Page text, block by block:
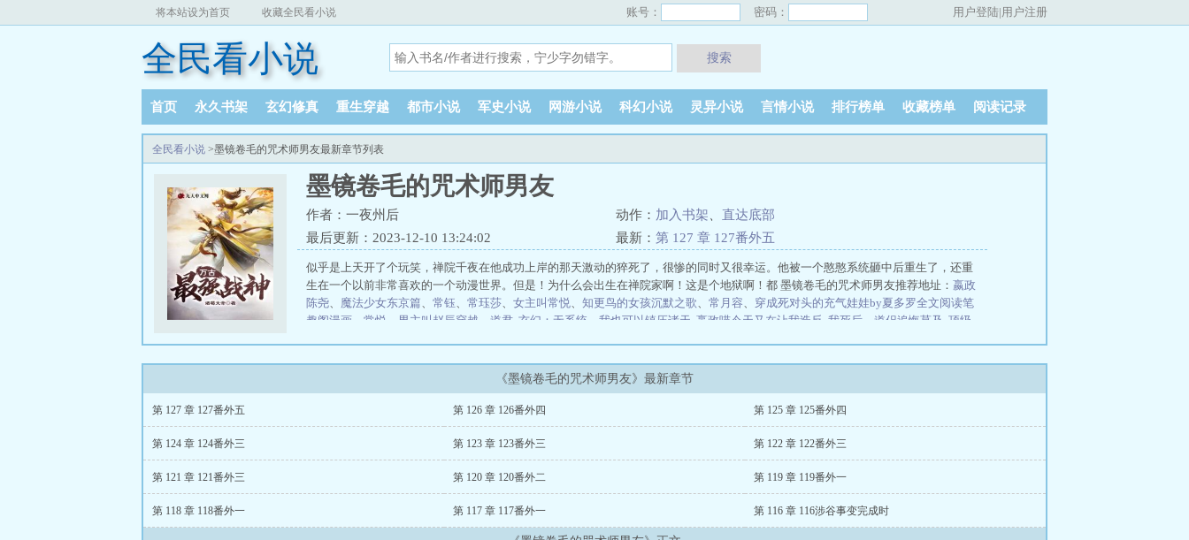
将本站设为首页 收藏全民看小说 账号： 密码： 用户登陆|用户注册
全民看小说 搜索
首页 永久书架 玄幻修真 重生穿越 都市小说 军史小说 网游小说 科幻小说 灵异小说 言情小说 排行榜单 收藏榜单 阅读记录
全民看小说 >墨镜卷毛的咒术师男友最新章节列表
墨镜卷毛的咒术师男友
作者：一夜州后 动作： 加入书架
直达底部
最后更新：2023-12-10 13:24:02
最新： 第 127 章 127番外五
似乎是上天开了个玩笑，禅院千夜在他成功上岸的那天激动的猝死了，很惨的同时又很幸运。他被一个憨憨系统砸中后重生了，还重
生在一个以前非常喜欢的一个动漫世界。但是！为什么会出生在禅院家啊！这是个地狱啊！都 墨镜卷毛的咒术师男友推荐地址： 嬴政
陈尧、 魔法少女东京篇、 常钰、 常珏莎、 女主叫常悦、 知更鸟的女孩沉默之歌、 常月容、 穿成死对头的充气娃娃by夏多罗全文阅读笔
趣阁漫画
常悦 男主叫赵辰穿越 道君 玄幻：无系统，我也可以镇压诸天 嬴政喵今天又在让我造反 我死后，道侣追悔莫及 顶级
孙哲叶巧都市之医武风流阴阳圣心诀、陈凡柳雪吟官途风流、魏坪政魏瑕小说哥哥别装了你是真有实力
《墨镜卷毛的咒术师男友》最新章节
第 127 章 127番外五 第 126 章 126番外四 第 125 章 125番外四
第 124 章 124番外三 第 123 章 123番外三 第 122 章 122番外三
第 121 章 121番外三 第 120 章 120番外二 第 119 章 119番外一
第 118 章 118番外一 第 117 章 117番外一 第 116 章 116涉谷事变完成时